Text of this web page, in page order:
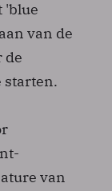
'blue
van de
de
starten.
van